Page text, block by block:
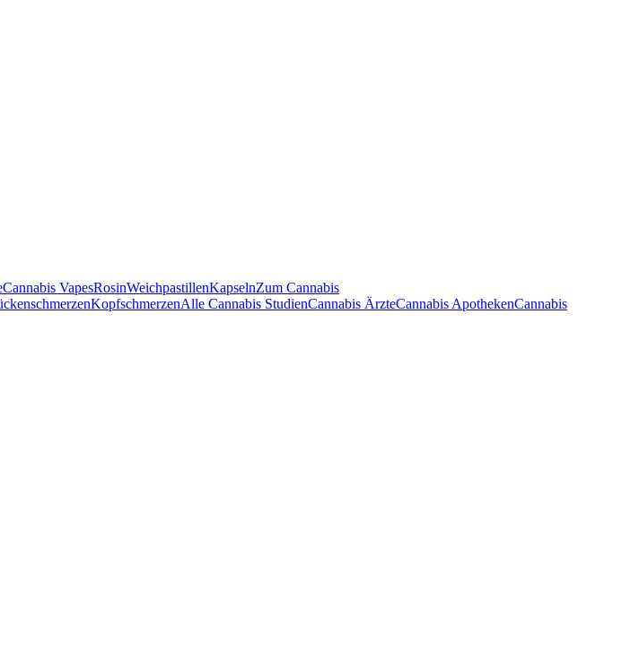
Cannabis VapesRosinWeichpastillenKapselnZum Cannabis
KopfschmerzenAlle Cannabis StudienCannabis ÄrzteCannabis ApothekenCannabis